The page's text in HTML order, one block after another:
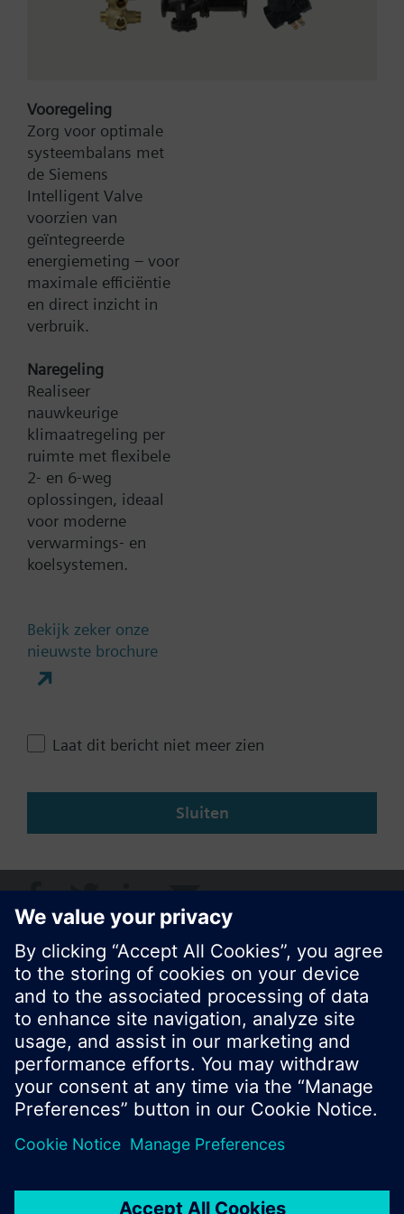
for 4" x 4" Box (double gang
For user operation interfaces in the design i-
system
For mounting on a bus coupling unit (BTM) UP
117C12 for NEMA wall boxes
Meer
Type:
Productgroep:
Documenten
Technische samenvatting
Vooregeling
Zorg voor optimale
systeembalans met
de Siemens
Intelligent Valve
voorzien van
geïntegreerde
energiemeting – voor
maximale efficiëntie
en direct inzicht in
verbruik.
Naregeling
Realiseer
nauwkeurige
klimaatregeling per
ruimte met flexibele
2- en 6-weg
oplossingen, ideaal
voor moderne
verwarmings- en
koelsystemen.
Bekijk zeker onze
nieuwste brochure
Laat dit bericht niet meer zien
Sluiten
Contact
Deze pagina delen
© Siemens Nederland N.V. 2017
Productportfolio en prijzen kunnen variëren per
Gebruikershandleiding